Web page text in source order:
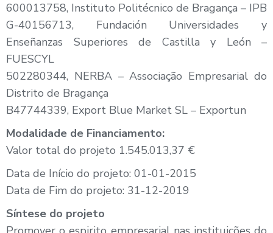
600013758, Instituto Politécnico de Bragança – IPB
G-40156713, Fundación Universidades y
Enseñanzas Superiores de Castilla y León –
FUESCYL
502280344, NERBA – Associação Empresarial do
Distrito de Bragança
B47744339, Export Blue Market SL – Exportun
Modalidade de Financiamento:
Valor total do projeto 1.545.013,37 €
Data de Início do projeto: 01-01-2015
Data de Fim do projeto: 31-12-2019
Síntese do projeto